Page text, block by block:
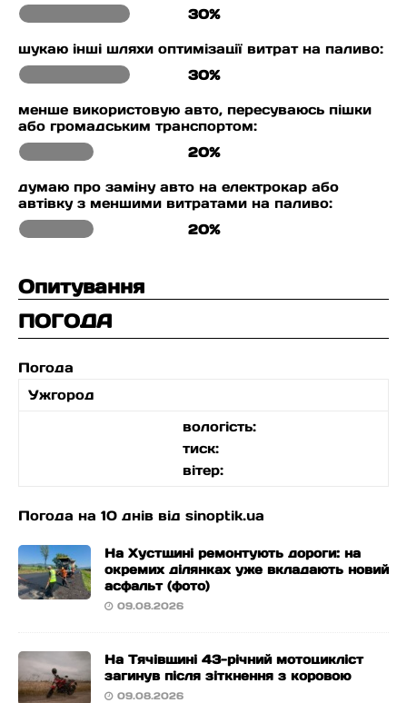
30%
шукаю інші шляхи оптимізації витрат на паливо:
30%
менше використовую авто, пересуваюсь пішки
або громадським транспортом:
20%
думаю про заміну авто на електрокар або
автівку з меншими витратами на паливо:
20%
Опитування
ПОГОДА
Погода
Ужгород
вологість:
тиск:
вітер:
Погода на 10 днів від sinoptik.ua
На Хустщині ремонтують дороги: на
окремих ділянках уже вкладають новий
асфальт (фото)
09.08.2026
На Тячівщині 43-річний мотоцикліст
загинув після зіткнення з коровою
09.08.2026